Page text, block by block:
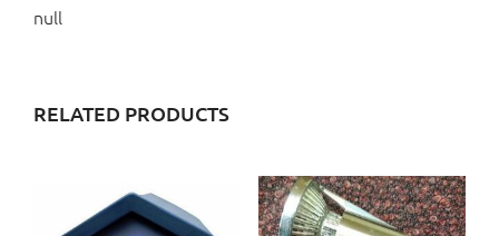
null
RELATED PRODUCTS